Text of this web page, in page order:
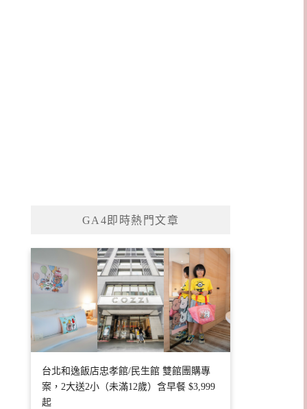
GA4即時熱門文章
台北和逸飯店忠孝館/民生館 雙館團購專
案，2大送2小（未滿12歲）含早餐 $3,999
起